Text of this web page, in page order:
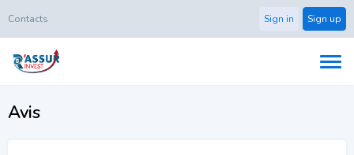
Contacts Sign up
Sign in
Avis